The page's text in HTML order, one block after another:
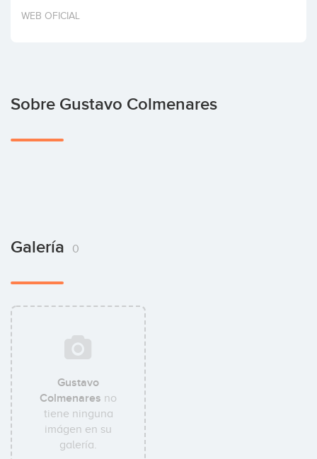
Invertir
WEB OFICIAL
Sobre Gustavo Colmenares
Galería 0
Gustavo
Colmenares no
tiene ninguna
imágen en su
galería.